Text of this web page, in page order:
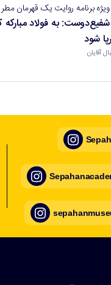
ویژه برنامه روایت یک قهرمان
شفیع‌دوست: به فولاد مبارکه
شود
آقایان